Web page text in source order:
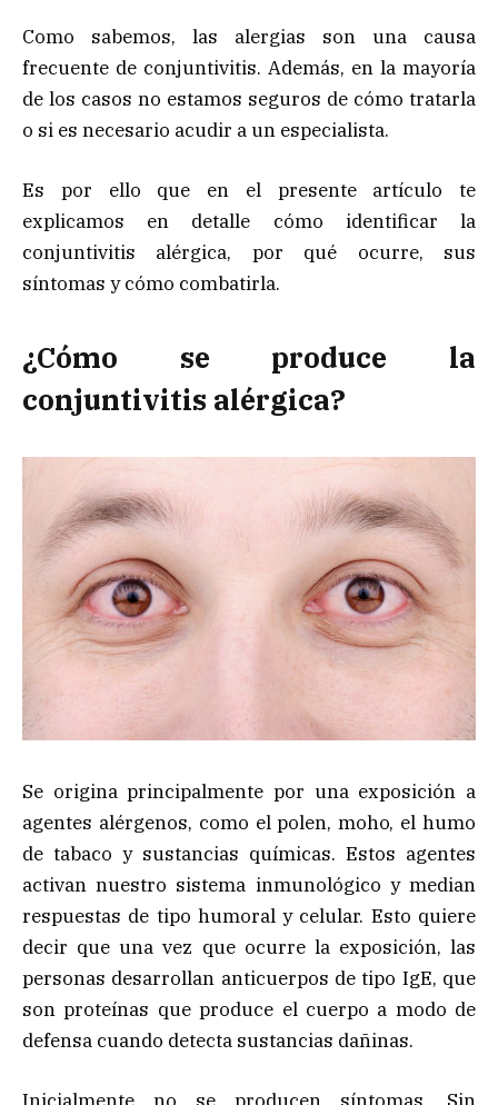
Como sabemos, las alergias son una causa
frecuente de conjuntivitis. Además, en la mayoría
de los casos no estamos seguros de cómo tratarla
o si es necesario acudir a un especialista.
Es por ello que en el presente artículo te
explicamos en detalle cómo identificar la
conjuntivitis alérgica, por qué ocurre, sus
síntomas y cómo combatirla.
¿Cómo se produce la
conjuntivitis alérgica?
Se origina principalmente por una exposición a
agentes alérgenos, como el polen, moho, el humo
de tabaco y sustancias químicas. Estos agentes
activan nuestro sistema inmunológico y median
respuestas de tipo humoral y celular. Esto quiere
decir que una vez que ocurre la exposición, las
personas desarrollan anticuerpos de tipo IgE, que
son proteínas que produce el cuerpo a modo de
defensa cuando detecta sustancias dañinas.